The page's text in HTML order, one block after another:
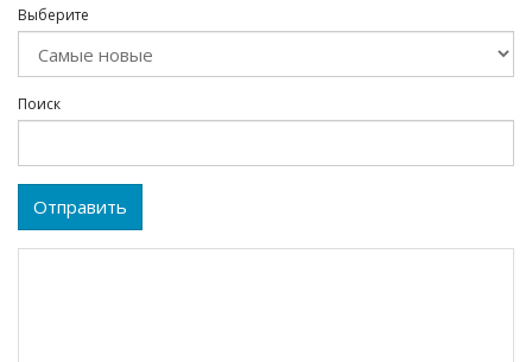
Выберите
Поиск
Отправить